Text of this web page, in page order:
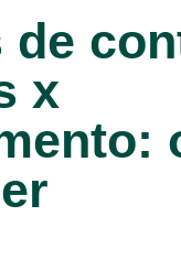
de
x